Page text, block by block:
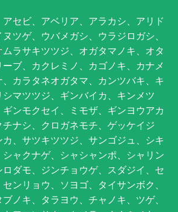
セビ、アベリア、アラカシ、アリド
ツゲ、ウバメガシ、ウラジロガシ、
ラサキツツジ、オガタマノキ、オタ
ブ、カクレミノ、カゴノキ、カナメ
カラタネオガタマ、カンツバキ、キ
シマツツジ、ギンバイカ、キンメツ
ンモクセイ、ミモザ、ギンヨウアカ
ナシ、クロガネモチ、ゲッケイジ
、サツキツツジ、サンゴジュ、シキ
シャクナゲ、シャシャンポ、シャリン
ダモ、ジンチョウゲ、スダジイ、セ
ンリョウ、ソヨゴ、タイサンボク、
ノキ、タラヨウ、チャノキ、ツゲ、